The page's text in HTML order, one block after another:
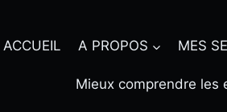
ACCUEIL A PROPOS MES
Mieux comprendre les